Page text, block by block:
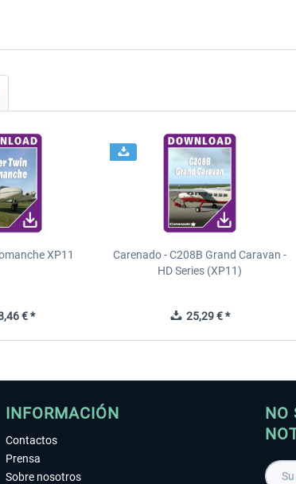
XP11
€ *
Carenado - C208B Grand Caravan -
HD Series (XP11)
25,29 € *
INFORMACIÓN
Contactos
Prensa
Sobre nosotros
NO